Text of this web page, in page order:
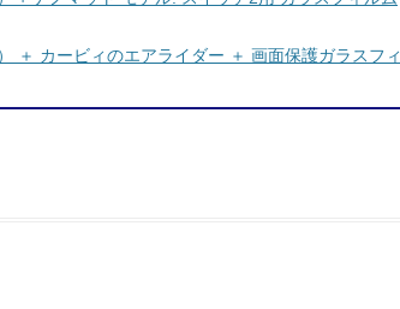
＋ カービィのエアライダー ＋ 画面保護ガラスフィ